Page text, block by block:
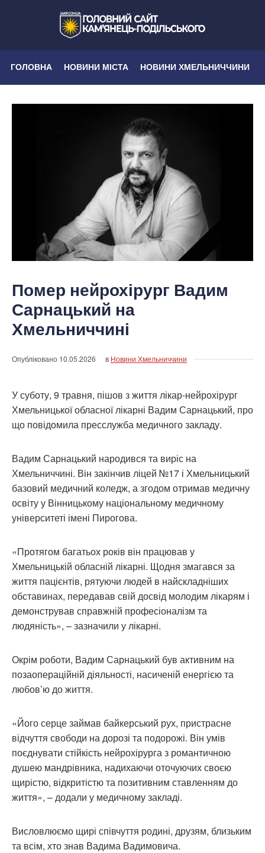
ГОЛОВНА НОВИНИ МІСТА НОВИНИ ХМЕЛЬНИЧЧИНИ
Помер нейрохірург Вадим
Сарнацький на
Хмельниччині
Опубліковано 10.05.2026 в Новини Хмельниччини
У суботу, 9 травня, пішов з життя лікар-нейрохірург
Хмельницької обласної лікарні Вадим Сарнацький, про
що повідомила пресслужба медичного закладу.
Вадим Сарнацький народився та виріс на
Хмельниччині. Він закінчив ліцей №17 і Хмельницький
базовий медичний коледж, а згодом отримав медичну
освіту у Вінницькому національному медичному
університеті імені Пирогова.
«Протягом багатьох років він працював у
Хмельницькій обласній лікарні. Щодня змагався за
життя пацієнтів, рятуючи людей в найскладніших
обставинах, передавав свій досвід молодим лікарям і
демонстрував справжній професіоналізм та
людяність», – зазначили у лікарні.
Окрім роботи, Вадим Сарнацький був активним на
позаопераційній діяльності, насиченій енергією та
любов’ю до життя.
«Його серце займав байкерський рух, пристрасне
відчуття свободи на дорозі та подорожі. Він умів
поєднувати стійкість нейрохірурга з романтичною
душею мандрівника, надихаючи оточуючих своєю
щирістю, відкритістю та позитивним ставленням до
життя», – додали у медичному закладі.
Висловлюємо щирі співчуття родині, друзям, близьким
та всім, хто знав Вадима Вадимовича.